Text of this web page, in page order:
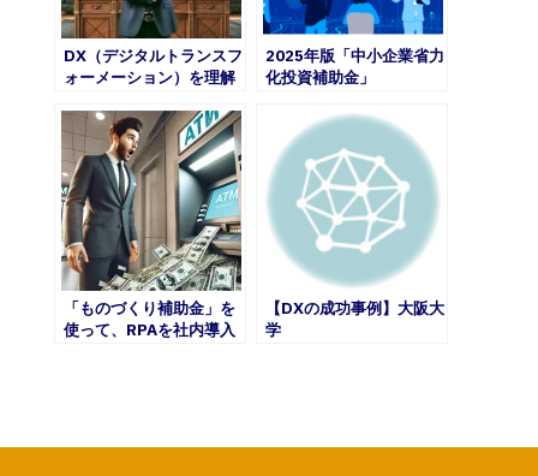
DX（デジタルトランスフ
ォーメーション）を理解
出すためのアドバイス
2025年版「中小企業省力
化投資補助金」
「ものづくり補助金」を
使って、RPAを社内導入
【DXの成功事例】大阪大
学